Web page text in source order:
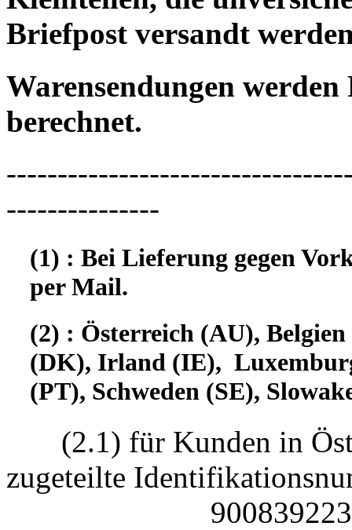
Briefpost versandt
Warensendungen
berechnet.
---------------
(1) : Bei Lieferung gegen
per Mail.
(2) : Österreich (AU),
(DK), Irland (IE),
(PT), Schweden (SE),
(2.1) für Kunden in
zugeteilte